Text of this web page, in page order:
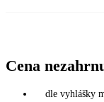
Cena
dle vyhlášky